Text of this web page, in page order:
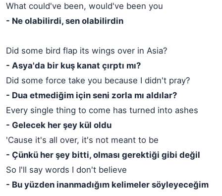
What could've been, would've been you
- Ne olabilirdi, sen olabilirdin
Did some bird flap its wings over in Asia?
- Asya'da bir kuş kanat çırptı mı?
Did some force take you because I didn't pray?
- Dua etmediğim için seni zorla mı aldılar?
Every single thing to come has turned into ashes
- Gelecek her şey kül oldu
'Cause it's all over, it's not meant to be
- Çünkü her şey bitti, olması gerektiği gibi değil
So I'll say words I don't believe
- Bu yüzden inanmadığım kelimeler söyleyeceğim